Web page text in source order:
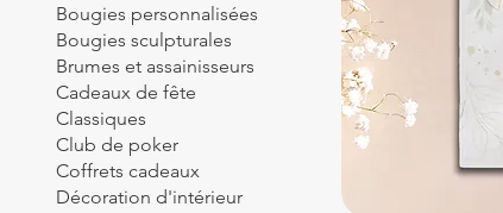
Bougies personnalisées
Bougies sculpturales
Brumes et assainisseurs
Cadeaux de fête
Classiques
Club de poker
Coffrets cadeaux
Décoration d'intérieur